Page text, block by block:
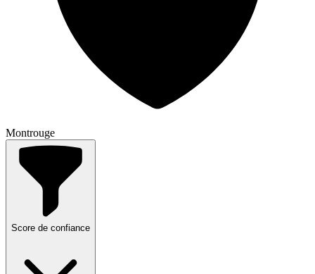
Montrouge
Score de confiance